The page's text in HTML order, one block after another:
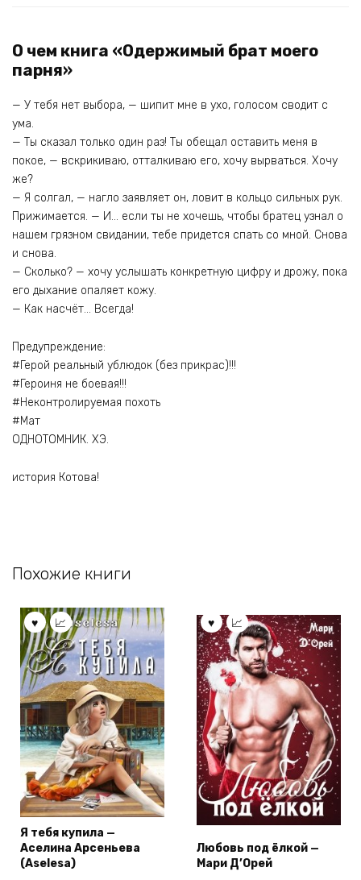
О чем книга «Одержимый брат моего
парня»
— У тебя нет выбора, — шипит мне в ухо, голосом сводит с
ума.
— Ты сказал только один раз! Ты обещал оставить меня в
покое, — вскрикиваю, отталкиваю его, хочу вырваться. Хочу
же?
— Я солгал, — нагло заявляет он, ловит в кольцо сильных рук.
Прижимается. — И… если ты не хочешь, чтобы братец узнал о
нашем грязном свидании, тебе придется спать со мной. Снова
и снова.
— Сколько? — хочу услышать конкретную цифру и дрожу, пока
его дыхание опаляет кожу.
— Как насчёт… Всегда!
Предупреждение:
#Герой реальный ублюдок (без прикрас)!!!
#Героиня не боевая!!!
#Неконтролируемая похоть
#Мат
ОДНОТОМНИК. ХЭ.
история Котова!
Похожие книги
Я тебя купила —
Аселина Арсеньева
(Aselesa)
Любовь под ёлкой —
Мари Д’Орей